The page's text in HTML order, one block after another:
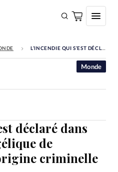
UN DON L’INCENDIE QUI S’EST DÉCLARÉ DANS UNE EGLISE ÉVANGÉLIQUE DE JÉRUSALEM EST D’ORIGINE CRIMINELLE
déclaré dans
de
criminelle
Monde